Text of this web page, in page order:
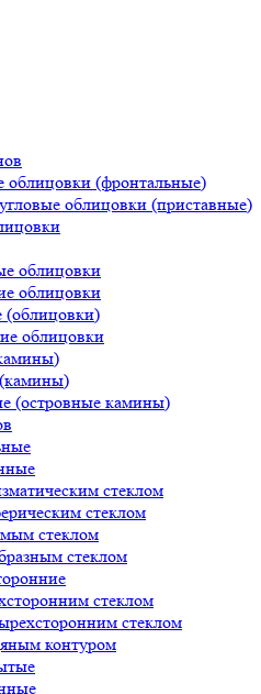
облицовки (фронтальные)
облицовки (приставные)
облицовки
облицовки
(облицовки)
облицовки
(островные камины)
стеклом
стеклом
стеклом
стеклом
стеклом
стеклом
контуром